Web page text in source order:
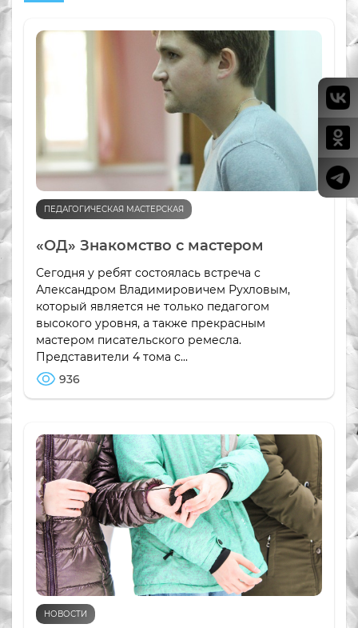
ПЕДАГОГИЧЕСКАЯ МАСТЕРСКАЯ
«ОД» Знакомство с мастером
Сегодня у ребят состоялась встреча с
Александром Владимировичем Рухловым,
который является не только педагогом
высокого уровня, а также прекрасным
мастером писательского ремесла.
Представители 4 тома с...
936
НОВОСТИ